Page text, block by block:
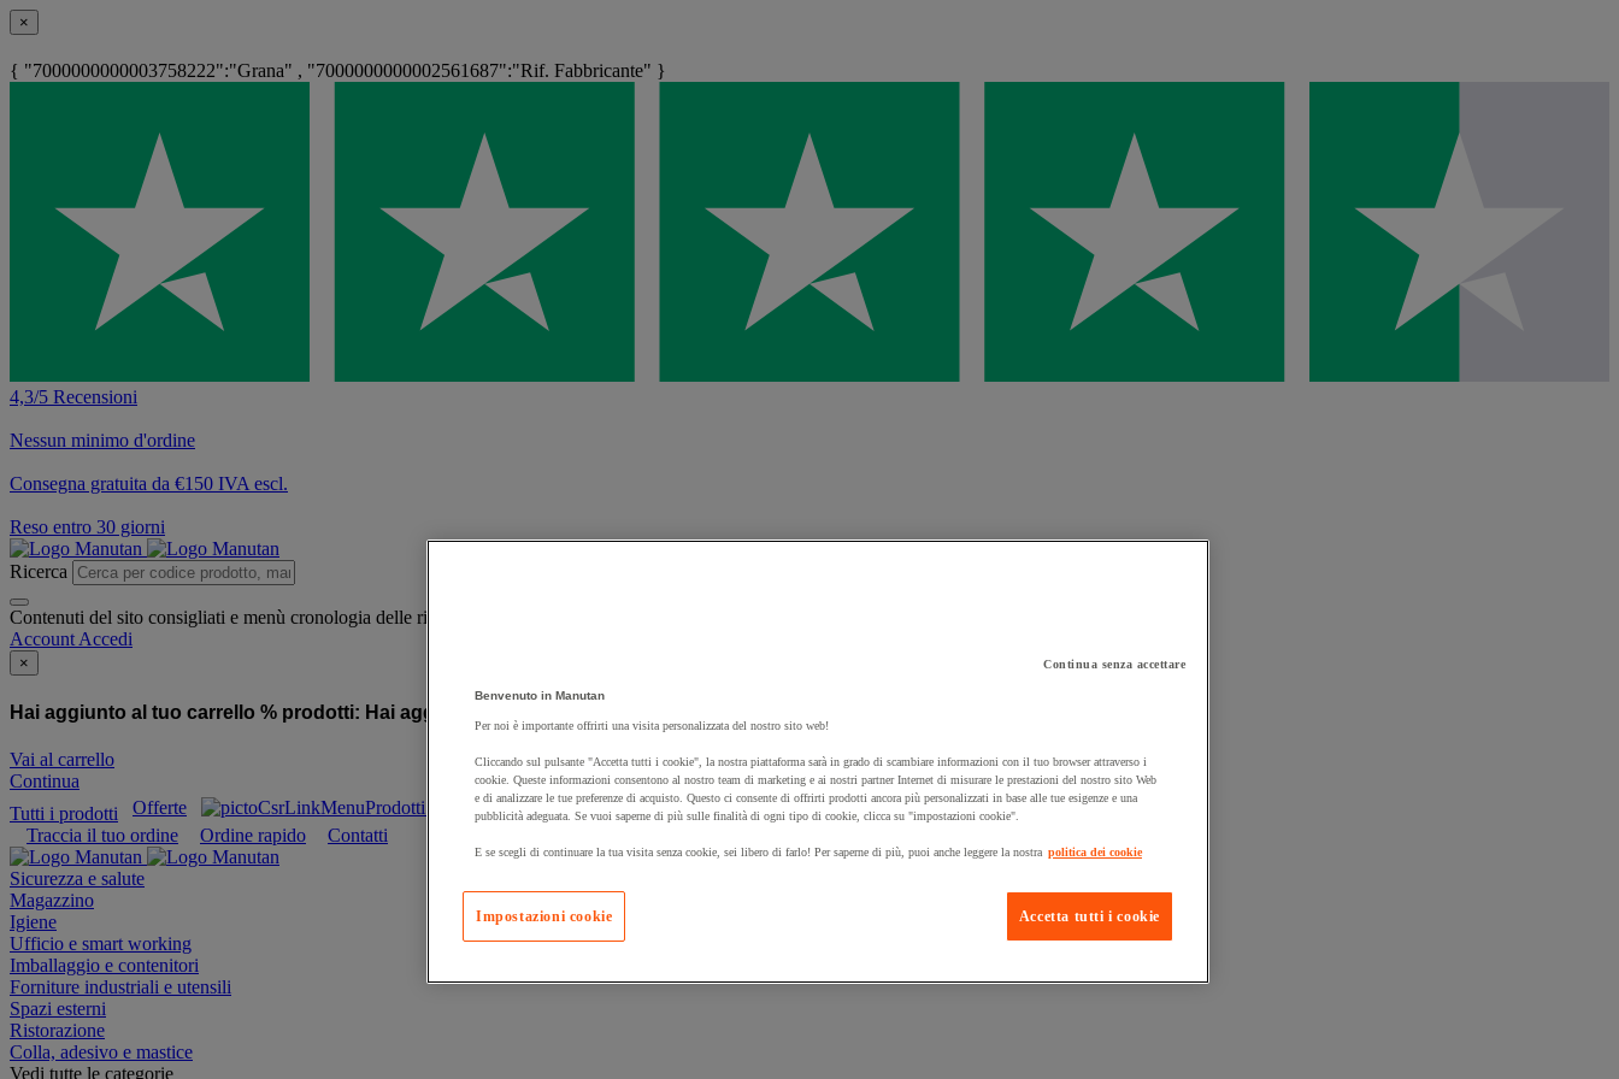
×
{ "7000000000003758222":"Grana" , "7000000000002561687":"Rif. Fabbricante" }
4,3/5 Recensioni
Nessun minimo d'ordine
Consegna gratuita da €150 IVA escl.
Reso entro 30 giorni
Ricerca
Contenuti del sito consigliati e menù cronologia delle ricerche
Account Accedi
×
Hai aggiunto al tuo carrello % prodotti: Hai aggiunto al tuo carrello un prodotto:
Vai al carrello
Continua
Tutti i prodotti
Offerte Prodotti sostenibili Manutan Expert
Prodotti in pronta consegna
Traccia il tuo ordine
Ordine rapido Contatti
Sicurezza e salute
Magazzino
Igiene
Ufficio e smart working
Imballaggio e contenitori
Forniture industriali e utensili
Spazi esterni
Ristorazione
Colla, adesivo e mastice
Vedi tutte le categorie
Continua senza accettare
Benvenuto in Manutan
Per noi è importante offrirti una visita personalizzata del nostro sito web!
Cliccando sul pulsante "Accetta tutti i cookie", la nostra piattaforma sarà in grado di scambiare informazioni con il tuo browser attraverso i
cookie. Queste informazioni consentono al nostro team di marketing e ai nostri partner Internet di misurare le prestazioni del nostro sito Web
e di analizzare le tue preferenze di acquisto. Questo ci consente di offrirti prodotti ancora più personalizzati in base alle tue esigenze e una
pubblicità adeguata. Se vuoi saperne di più sulle finalità di ogni tipo di cookie, clicca su "impostazioni cookie".
E se scegli di continuare la tua visita senza cookie, sei libero di farlo! Per saperne di più, puoi anche leggere la nostra politica dei cookie
Accetta tutti i cookie
Impostazioni cookie